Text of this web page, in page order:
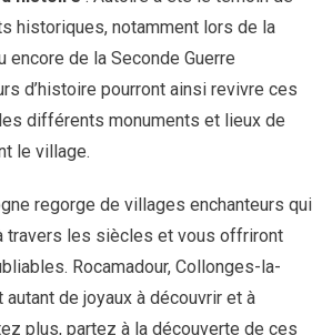
historiques, notamment lors de la
encore de la Seconde Guerre
d’histoire pourront ainsi revivre ces
différents monuments et lieux de
le village.
regorge de villages enchanteurs qui
travers les siècles et vous offriront
Rocamadour, Collonges-la-
autant de joyaux à découvrir et à
plus, partez à la découverte de ces